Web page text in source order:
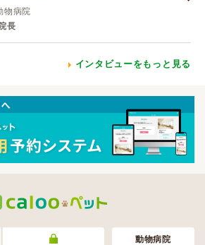
物病院
長
インタビューをもっと見る
動物病院